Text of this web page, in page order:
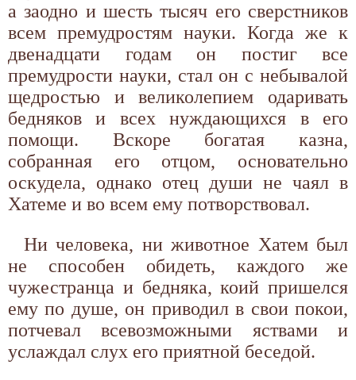
а заодно и шесть тысяч его сверстников
всем премудростям науки. Когда же к
двенадцати годам он постиг все
премудрости науки, стал он с небывалой
щедростью и великолепием одари­вать
бедняков и всех нуждающихся в его
помощи. Вскоре богатая казна,
собранная его отцом, основательно
оскудела, однако отец души не чаял в
Хатеме и во всем ему потворствовал.
Ни человека, ни животное Хатем был
не способен обидеть, каждого же
чужестранца и бедняка, коий пришелся
ему по душе, он приводил в свои покои,
потчевал всевозможными яствами и
услаждал слух его приятной беседой.